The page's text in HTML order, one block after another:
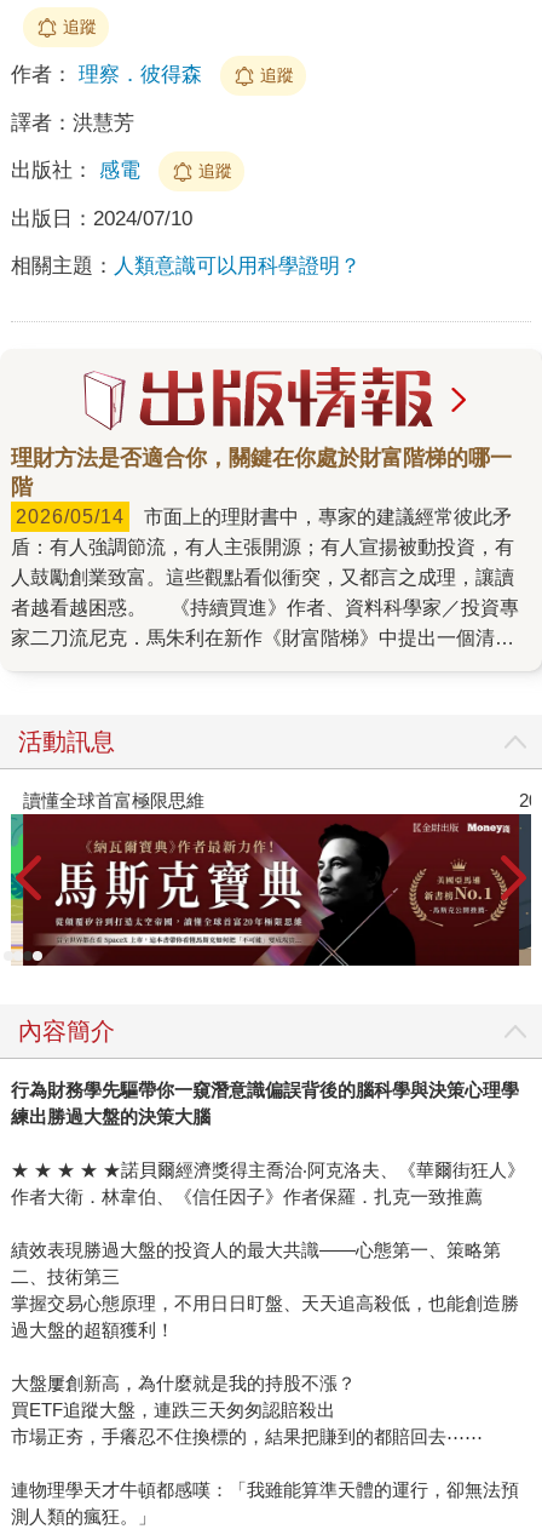
追蹤
作者： 理察．彼得森 追蹤
譯者： 洪慧芳
出版社： 感電 追蹤
出版日： 2024/07/10
相關主題： 人類意識可以用科學證明？
理財方法是否適合你，關鍵在你處於財富階梯的哪一
階
2026/05/14
盾：有人強調節流，有人主張開源；有人宣揚被動投資，有
人鼓勵創業致富。這些觀點看似衝突，又都言之成理，讓讀
者越看越困惑。 《持續買進》作者、資料科學家／投資專
家二刀流尼克．馬朱利在新作《財富階梯》中提出一個清晰
不對。 《財富階梯》以數萬家庭、橫跨五十年的數據為基
礎，將財富依淨資產從0到1億美元（約新台幣0至30億元，台
灣讀者可自行對應換算）劃分為六大階層，每一層以10倍為
界，形成一條清晰的上升階梯，並為每一階段提供專屬的賺
錢、存錢、花錢、投資策略： 第1階是勉強糊口的「月光
族」，此時最重要的不是省錢，而是想盡辦法提高收入、建
立安全緩衝；第2階進入「雜貨自由」，開始有餘裕投資自
己，重點在於職涯發展與培養可變現的技能；第3階達到「餐
廳自由」，資產開始累積，核心策略是持續買進，讓錢開始
難突破的一層——高薪與儲蓄已觸及天花板，必須透過股權
與槓桿實現躍升；第5階達到「買房自由」，重點從成長轉為
保全，需分散風險並建立專業團隊；第6階則是「影響力自
由」，財富不再只是消費工具，而是改變世界的手段，你需
至從階梯滑落，不是因為不努力，而是因為用錯策略：該拚
集中。《財富階梯》的價值，在於幫助你看清自己的位置，
讓每一個決策都有清楚依據。 無論你是為生活精打細算的
社會新鮮人、已達「餐廳自由」的中產階級，或是思考如何
守住資產的高資產族群，本書都提供對應階段的數據與策
朱利建構出一套獨特架構，協助讀者評估各種選擇，並正視
其中往往被忽略的成本。這是一本令人耳目一新的誠實之
正重要的選擇。」誠摯推薦這本書給每一位渴望在財務與人
活動訊息
讀懂全球首富極限思維
內容簡介
行為財務學先驅帶你一窺潛意識偏誤背後的腦科學與決策心理學
練出勝過大盤的決策大腦
★ ★ ★ ★ ★諾貝爾經濟獎得主喬治‧阿克洛夫、《華爾街狂人》
作者大衛．林韋伯、《信任因子》作者保羅．扎克一致推薦
績效表現勝過大盤的投資人的最大共識——心態第一、策略第
二、技術第三
掌握交易心態原理，不用日日盯盤、天天追高殺低，也能創造勝
過大盤的超額獲利！
大盤屢創新高，為什麼就是我的持股不漲？
買ETF追蹤大盤，連跌三天匆匆認賠殺出
市場正夯，手癢忍不住換標的，結果把賺到的都賠回去⋯⋯
連物理學天才牛頓都感嘆：「我雖能算準天體的運行，卻無法預
測人類的瘋狂。」